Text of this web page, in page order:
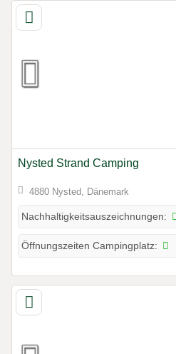
Nysted Strand Camping
4880 Nysted, Dänemark
Nachhaltigkeitsauszeichnungen:
Öffnungszeiten Campingplatz: